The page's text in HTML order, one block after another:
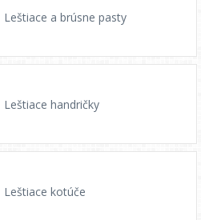
Leštiace a brúsne pasty
Leštiace handričky
Leštiace kotúče